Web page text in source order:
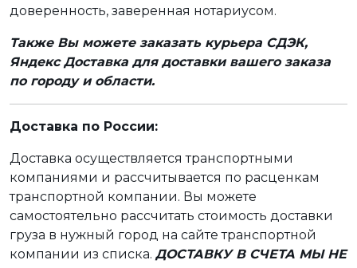
доверенность, заверенная нотариусом.
Также Вы можете заказать курьера СДЭК,
Яндекс Доставка для доставки вашего заказа
по городу и области.
Доставка по России:
Доставка осуществляется транспортными
компаниями и рассчитывается по расценкам
транспортной компании. Вы можете
самостоятельно рассчитать стоимость доставки
груза в нужный город на сайте транспортной
компании из списка. ДОСТАВКУ В СЧЕТА МЫ НЕ